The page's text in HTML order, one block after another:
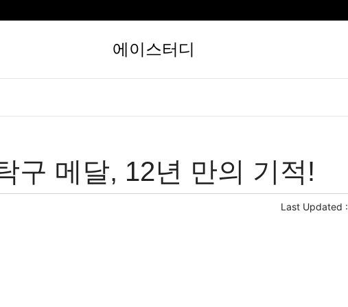
에이스터디
구 메달, 12년 만의 기적!
Last Updated :